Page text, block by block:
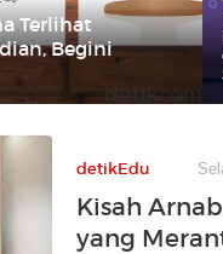
Terlihat
Begini
detikEdu
Kisah
yang